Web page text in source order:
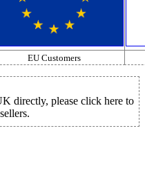
EU Customers
directly, please click here to